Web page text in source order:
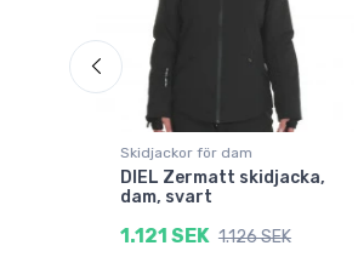
Skidjackor för dam
DIEL Zermatt skidjacka,
dam, svart
1.121 SEK 1.126 SEK